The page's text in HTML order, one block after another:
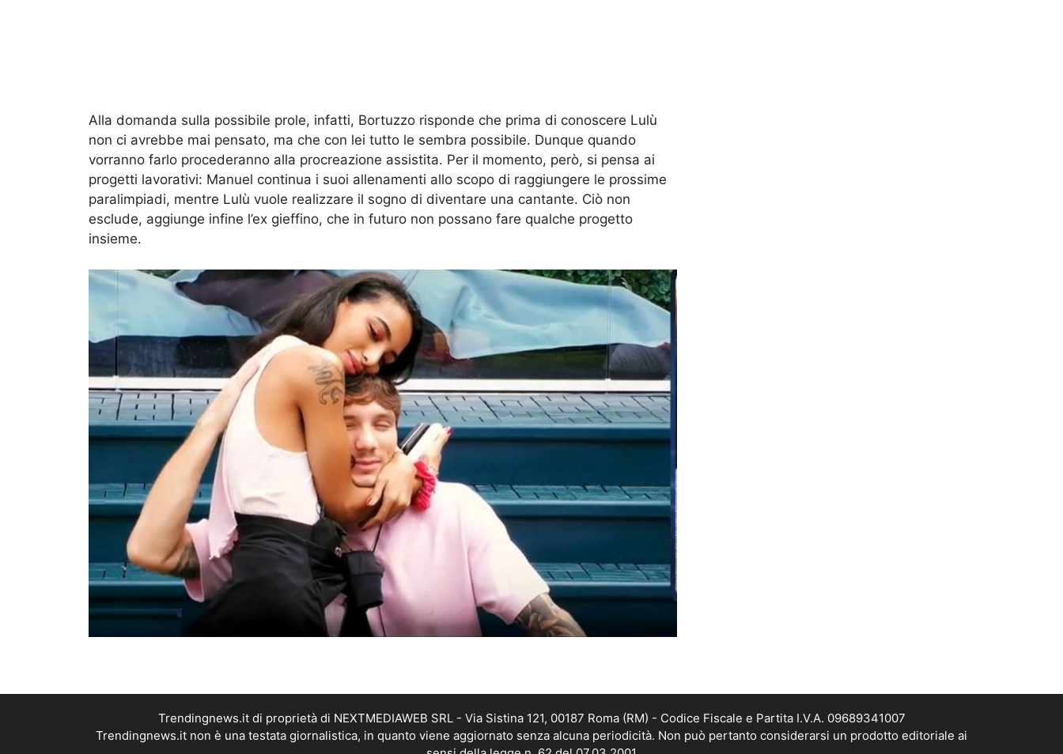
Alla domanda sulla possibile prole, infatti, Bortuzzo risponde che prima di conoscere Lulù
non ci avrebbe mai pensato, ma che con lei tutto le sembra possibile. Dunque quando
vorranno farlo procederanno alla procreazione assistita. Per il momento, però, si pensa ai
progetti lavorativi: Manuel continua i suoi allenamenti allo scopo di raggiungere le prossime
paralimpiadi, mentre Lulù vuole realizzare il sogno di diventare una cantante. Ciò non
esclude, aggiunge infine l’ex gieffino, che in futuro non possano fare qualche progetto
insieme.
Trendingnews.it di proprietà di NEXTMEDIAWEB SRL - Via Sistina 121, 00187 Roma (RM) - Codice Fiscale e Partita I.V.A. 09689341007
Trendingnews.it non è una testata giornalistica, in quanto viene aggiornato senza alcuna periodicità. Non può pertanto considerarsi un prodotto editoriale ai